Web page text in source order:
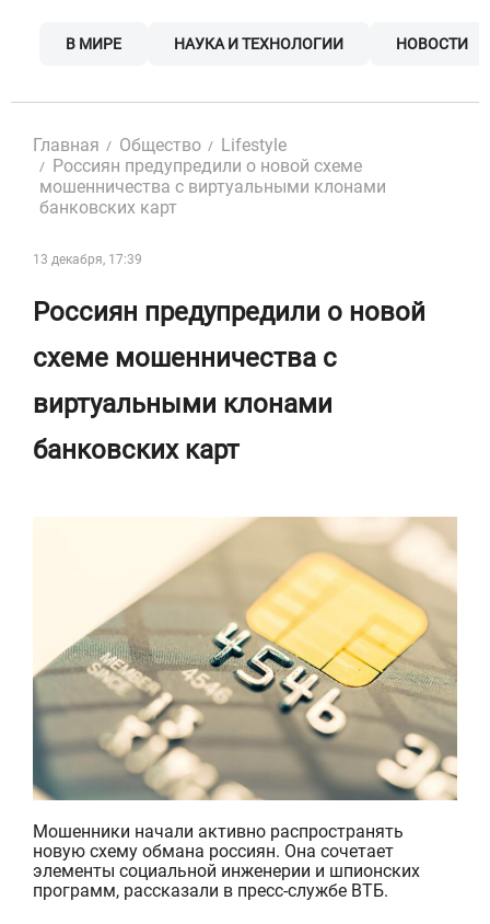
В МИРЕ НАУКА И ТЕХНОЛОГИИ НОВОСТИ
Главная Общество
Lifestyle
Россиян предупредили о новой схеме
мошенничества с виртуальными клонами
банковских карт
13 декабря, 17:39
Россиян предупредили о новой
схеме мошенничества с
виртуальными клонами
банковских карт
Мошенники начали активно распространять
новую схему обмана россиян. Она сочетает
элементы социальной инженерии и шпионских
программ, рассказали в пресс-службе ВТБ.